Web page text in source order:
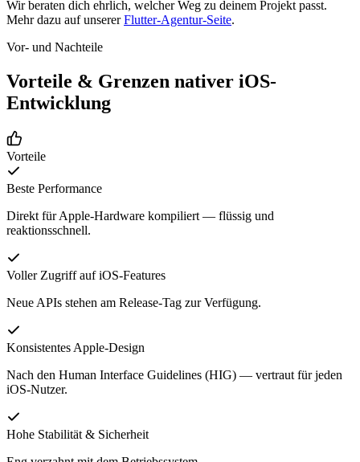
Wir beraten dich ehrlich, welcher Weg zu deinem Projekt passt.
Mehr dazu auf unsererFlutter-Agentur-Seite.
Vor- und Nachteile
Vorteile & Grenzen nativer iOS-
Entwicklung
Vorteile
Beste Performance
Direkt für Apple-Hardware kompiliert — flüssig und
reaktionsschnell.
Voller Zugriff auf iOS-Features
Neue APIs stehen am Release-Tag zur Verfügung.
Konsistentes Apple-Design
Nach den Human Interface Guidelines (HIG) — vertraut für jeden
iOS-Nutzer.
Hohe Stabilität & Sicherheit